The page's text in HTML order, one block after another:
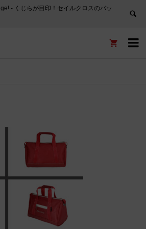
‐ くじらが目印！セイルクロスのバッ

